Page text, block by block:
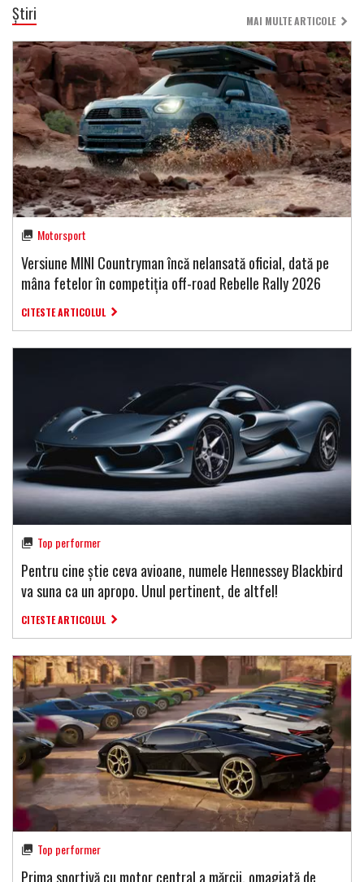
Știri MAI MULTE ARTICOLE
Motorsport
Versiune MINI Countryman încă nelansată oficial, dată pe
mâna fetelor în competiția off-road Rebelle Rally 2026
CITESTE ARTICOLUL
Top performer
Pentru cine știe ceva avioane, numele Hennessey Blackbird
va suna ca un apropo. Unul pertinent, de altfel!
CITESTE ARTICOLUL
Top performer
Prima sportivă cu motor central a mărcii, omagiată de